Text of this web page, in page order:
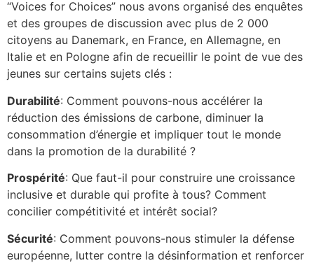
“Voices for Choices” nous avons organisé des enquêtes
et des groupes de discussion avec plus de 2 000
citoyens au Danemark, en France, en Allemagne, en
Italie et en Pologne afin de recueillir le point de vue des
jeunes sur certains sujets clés :
Durabilité: Comment pouvons-nous accélérer la
réduction des émissions de carbone, diminuer la
consommation d’énergie et impliquer tout le monde
dans la promotion de la durabilité ?
Prospérité: Que faut-il pour construire une croissance
inclusive et durable qui profite à tous? Comment
concilier compétitivité et intérêt social?
Sécurité: Comment pouvons-nous stimuler la défense
européenne, lutter contre la désinformation et renforcer